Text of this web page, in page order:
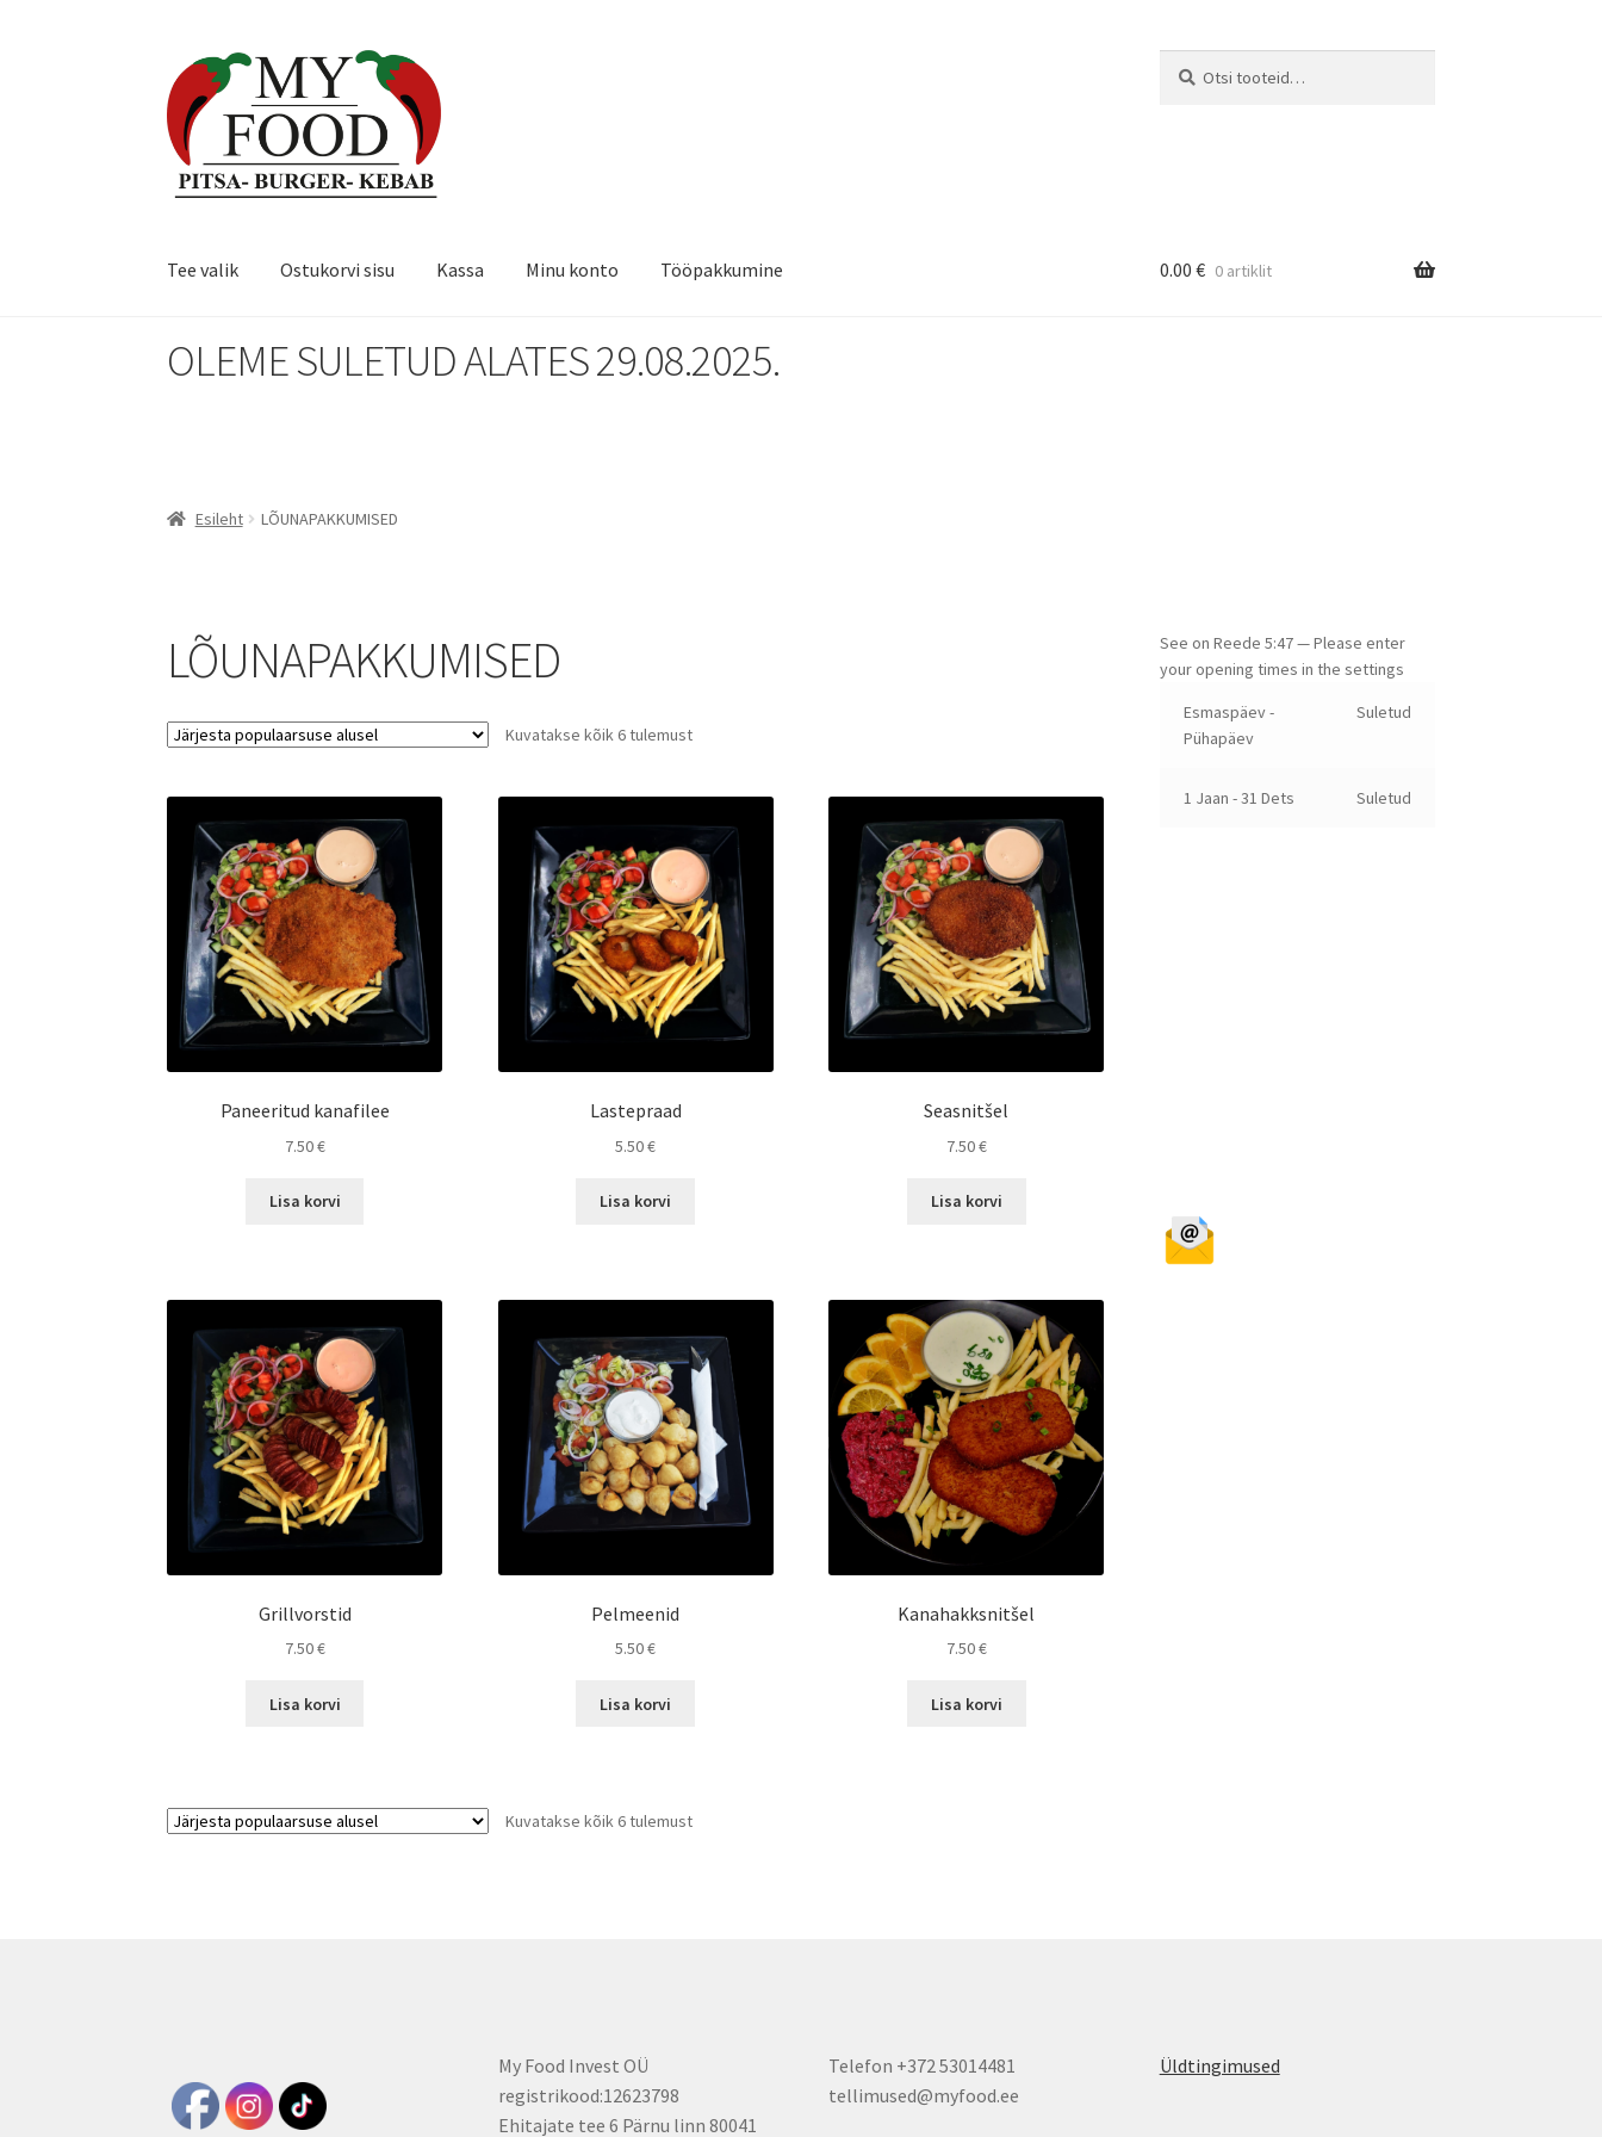
Liigu
navigeerimisele
Liigu
sisu
juurde
Tee valik Ostukorvi sisu Kassa Minu konto Tööpakkumine 0.00 € 0 artiklit
OLEME SULETUD ALATES 29.08.2025.
Esileht LÕUNAPAKKUMISED
LÕUNAPAKKUMISED
Kuvatakse kõik 6 tulemustSorteeritud
Paneeritud kanafilee
7.50€
Lisa korvi
Lastepraad
5.50€
Lisa korvi
Seasnitšel
7.50€
Lisa korvi
Grillvorstid
7.50€
Lisa korvi
Pelmeenid
5.50€
Lisa korvi
Kanahakksnitšel
7.50€
Lisa korvi
Kuvatakse kõik 6 tulemustSorteeritud
See on Reede 5:47—Please enter
your opening times in the settings
Esmaspäev -
Pühapäev
Suletud
1 Jaan - 31 Dets Suletud
My Food Invest OÜ
registrikood:12623798
Ehitajate tee 6 Pärnu linn 80041
Telefon +372 53014481
tellimused@myfood.ee
Üldtingimused